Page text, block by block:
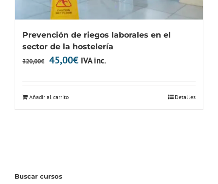
Prevención de riegos laborales en el
sector de la hostelería
320,00€ El
era:
45,00€ElIVA inc.
Añadir al carrito Detalles
Buscar cursos